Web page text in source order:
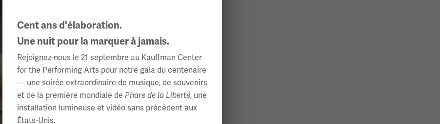
Cent ans d'élaboration.
Une nuit pour la marquer à jamais.
Rejoignez-nous le 21 septembre au Kauffman Center
for the Performing Arts pour notre gala du centenaire
— une soirée extraordinaire de musique, de souvenirs
et de la première mondiale de Phare de la Liberté, une
installation lumineuse et vidéo sans précédent aux
États-Unis.